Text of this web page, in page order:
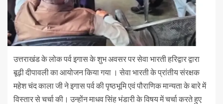
उत्तराखंड के लोक पर्व इगास के शुभ अवसर पर सेवा भारती हरिद्वार द्वारा
बूढ़ी दीपावली का आयोजन किया गया । सेवा भारती के प्रांतीय संरक्षक
महेश चंद काला जी ने इगास पर्व की पृष्ठभूमि एवं पौराणिक मान्यता के बारे में
विस्तार से चर्चा की। उन्होंन माधव सिंह भंडारी के विषय में चर्चा करते हुए